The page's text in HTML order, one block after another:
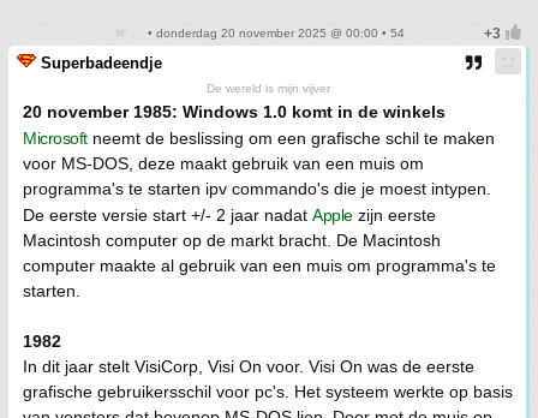
• donderdag 20 november 2025 @ 00:00 • 54
Superbadeendje
De wereld is mijn vijver
20 november 1985: Windows 1.0 komt in de winkels
Microsoftneemt de beslissing om een grafische schil te maken
voor MS-DOS, deze maakt gebruik van een muis om
programma's te starten ipv commando's die je moest intypen.
De eerste versie start +/- 2 jaar nadat Applezijn eerste
Macintosh computer op de markt bracht. De Macintosh
computer maakte al gebruik van een muis om programma's te
starten.
1982
In dit jaar stelt VisiCorp, Visi On voor. Visi On was de eerste
grafische gebruikersschil voor pc's. Het systeem werkte op basis